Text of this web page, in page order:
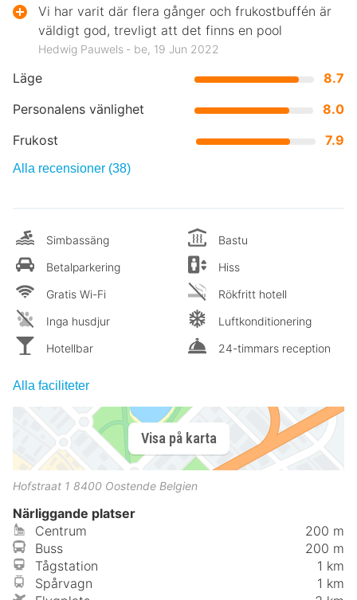
Läge
8.7
Personalens vänlighet
8.0
Frukost
7.9
Vi har varit där flera gånger och frukostbuffén är
väldigt god, trevligt att det finns en pool
Hedwig Pauwels ‐ be, 19 Jun 2022
Alla recensioner (38)
Simbassäng
Betalparkering
Gratis Wi-Fi
Inga husdjur
Hotellbar
Bastu
Hiss
Rökfritt hotell
Luftkonditionering
24-timmars reception
Alla faciliteter
Visa på karta
Hofstraat 1 8400 Oostende Belgien
Närliggande platser
Centrum
200 m
Buss
200 m
Tågstation
1 km
Spårvagn
1 km